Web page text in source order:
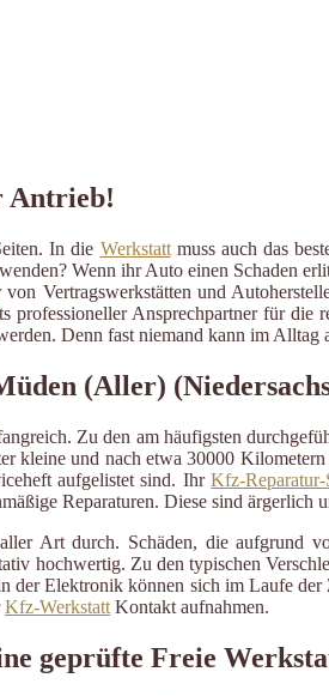
Antrieb!
In die Werkstattmuss auch das
Wenn ihr Auto einen Schaden
Vertragswerkstätten und
Ansprechpartner für die
Denn fast niemand kann im Alltag
(Aller)
Zu den am häufigsten
kleine und nach etwa 30000
aufgelistet sind. IhrKfz-Reparatur-
Reparaturen. Diese sind ärgerlich
Art durch. Schäden, die aufgrund
hochwertig. Zu den typischen
der Elektronik können sich im Laufe
Kfz-Werkstatt Kontakt aufnahmen.
geprüfte Freie